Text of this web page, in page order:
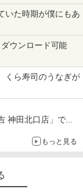
8 Lite ワイヤ
ノイズキャンセ
from 爽健美茶 ラ
たり 9巻 (デジタル
ス)
クトップパソ
27型 C
メモリ16GB
ホワイト ブラッ
ミック）
くれない件〜
げる ]
た時期が僕にもあ
ウンロード可能
くら寿司のうなぎが
神田北口店」で
からではないもっと見る